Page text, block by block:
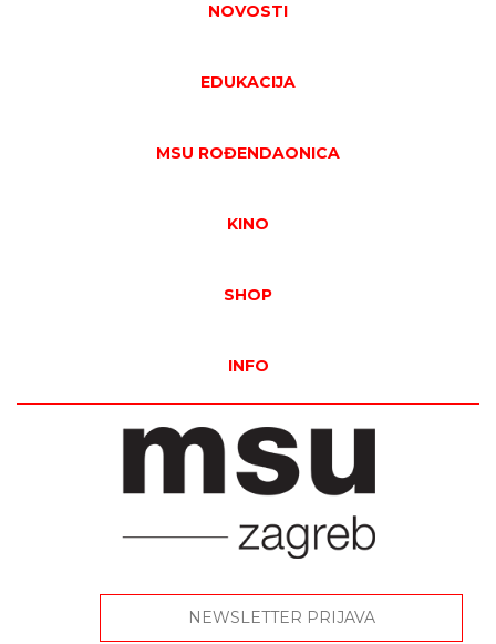
NOVOSTI
EDUKACIJA
MSU ROĐENDAONICA
KINO
SHOP
INFO